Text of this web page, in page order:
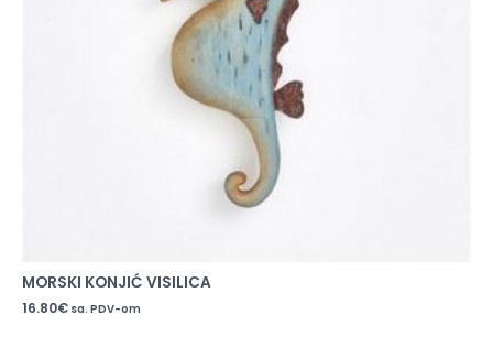
MORSKI KONJIĆ VISILICA
16.80€ sa. PDV-om